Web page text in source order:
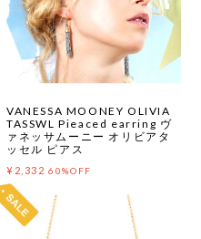
VANESSA MOONEY OLIVIA
TASSWL Pieaced earring ヴ
ァネッサムーニー オリビアタ
ッセル ピアス
¥2,332 60%OFF